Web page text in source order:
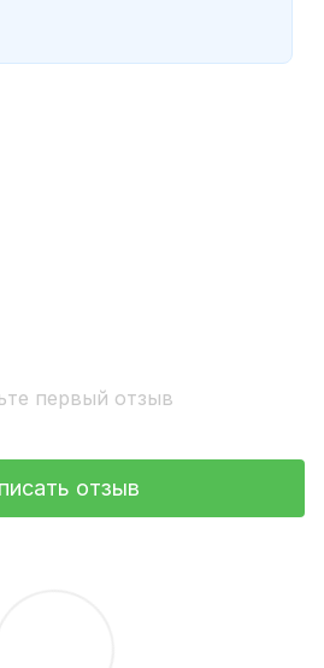
первый отзыв
отзыв